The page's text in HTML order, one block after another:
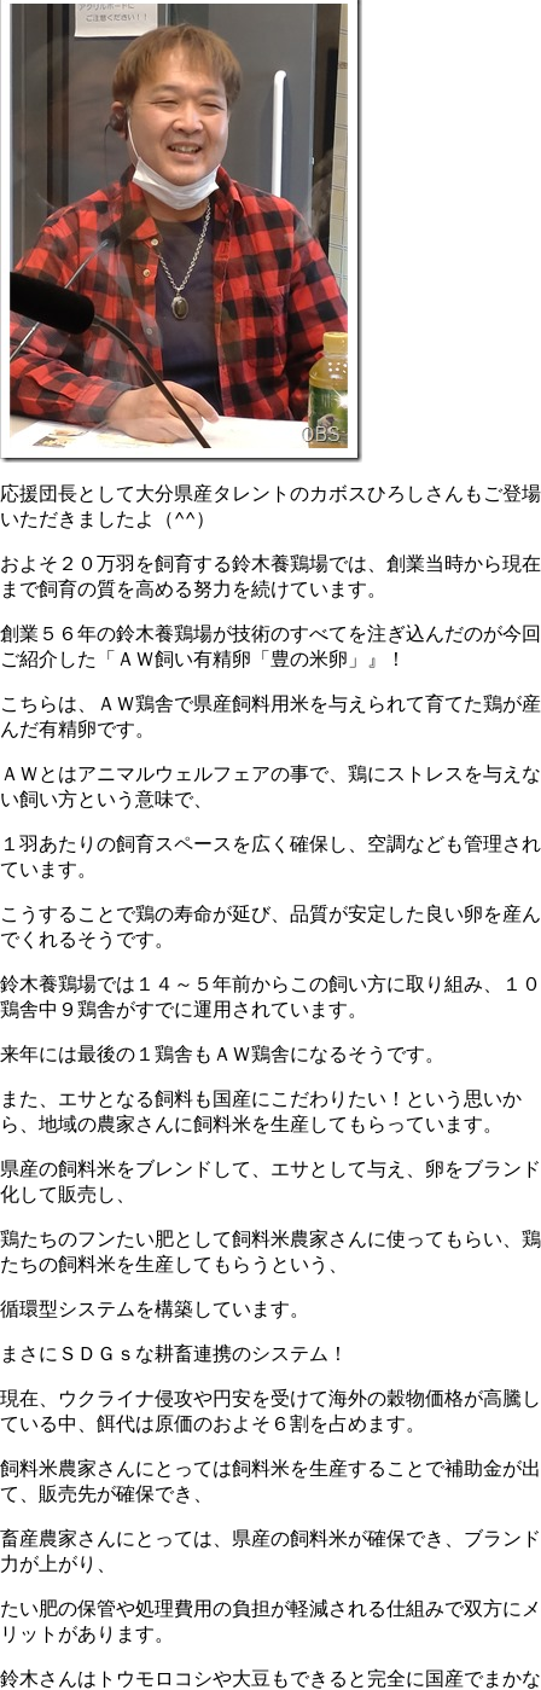
応援団長として大分県産タレントのカボスひろしさんもご登場
いただきましたよ（^^）
およそ２０万羽を飼育する鈴木養鶏場では、創業当時から現在
まで飼育の質を高める努力を続けています。
創業５６年の鈴木養鶏場が技術のすべてを注ぎ込んだのが今回
ご紹介した「ＡＷ飼い有精卵「豊の米卵」』！
こちらは、ＡＷ鶏舎で県産飼料用米を与えられて育てた鶏が産
んだ有精卵です。
ＡＷとはアニマルウェルフェアの事で、鶏にストレスを与えな
い飼い方という意味で、
１羽あたりの飼育スペースを広く確保し、空調なども管理され
ています。
こうすることで鶏の寿命が延び、品質が安定した良い卵を産ん
でくれるそうです。
鈴木養鶏場では１４～５年前からこの飼い方に取り組み、１０
鶏舎中９鶏舎がすでに運用されています。
来年には最後の１鶏舎もＡＷ鶏舎になるそうです。
また、エサとなる飼料も国産にこだわりたい！という思いか
ら、地域の農家さんに飼料米を生産してもらっています。
県産の飼料米をブレンドして、エサとして与え、卵をブランド
化して販売し、
鶏たちのフンたい肥として飼料米農家さんに使ってもらい、鶏
たちの飼料米を生産してもらうという、
循環型システムを構築しています。
まさにＳＤＧｓな耕畜連携のシステム！
現在、ウクライナ侵攻や円安を受けて海外の穀物価格が高騰し
ている中、餌代は原価のおよそ６割を占めます。
飼料米農家さんにとっては飼料米を生産することで補助金が出
て、販売先が確保でき、
畜産農家さんにとっては、県産の飼料米が確保でき、ブランド
力が上がり、
たい肥の保管や処理費用の負担が軽減される仕組みで双方にメ
リットがあります。
鈴木さんはトウモロコシや大豆もできると完全に国産でまかな